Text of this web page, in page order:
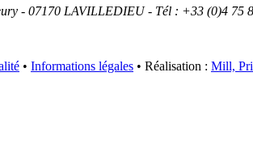
- 07170 LAVILLEDIEU - Tél : +33 (0)4 75
• Informations légales • Réalisation : Mill,